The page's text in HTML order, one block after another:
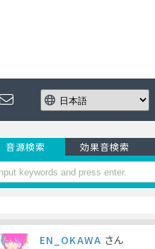
音源検索 効果音検索
EN_OKAWA さん